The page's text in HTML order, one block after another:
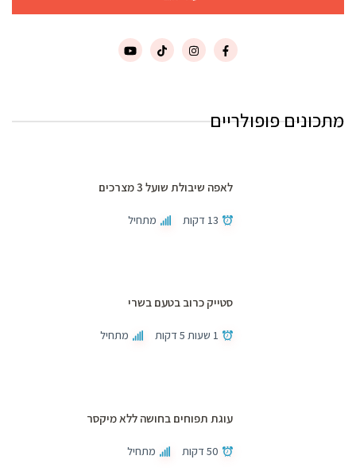
מתכונים פופולריים
לאפה שיבולת שועל 3 מצרכים
13 דקות מתחיל
סטייק כרוב בטעם בשרי
1 שעות 5 דקות מתחיל
עוגת תפוחים בחושה ללא מיקסר
50 דקות מתחיל